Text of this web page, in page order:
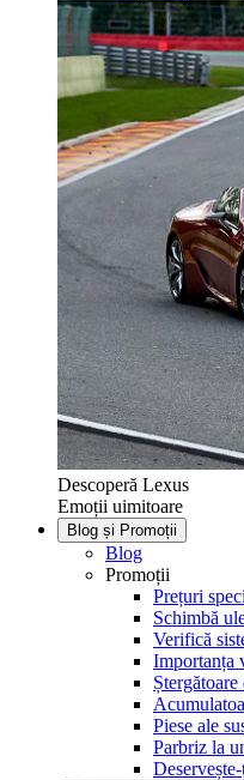
Descoperă Lexus
Emoții uimitoare
Blog și Promoții
Blog
Promoții
Prețuri
Schimbă
Verifică
Importanța
Piese ale
Parbriz la